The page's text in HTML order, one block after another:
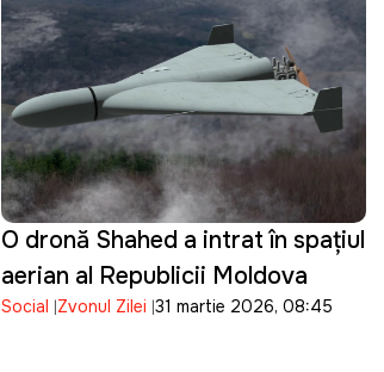
O dronă Shahed a intrat în spațiul
aerian al Republicii Moldova
Social Zvonul Zilei 31 martie 2026, 08:45